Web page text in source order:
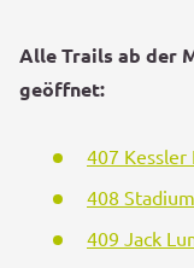
Alle Trails ab der
geöffnet:
407 Kessler
408
409 Jack